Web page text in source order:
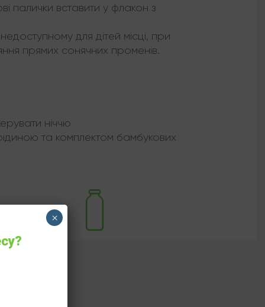
палички вставити у флакон з
для дітей місці, при
прямих сонячних променів.
ніччю
та комплектом бамбукових
×